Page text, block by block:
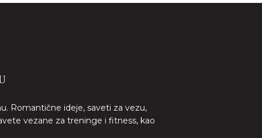
Romantične ideje, saveti za vezu,
vezane za treninge i fitness, kao